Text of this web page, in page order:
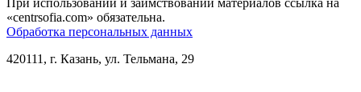
«centrsofia.com» обязательна.
Обработка персональных данных
420111, г. Казань, ул. Тельмана, 29